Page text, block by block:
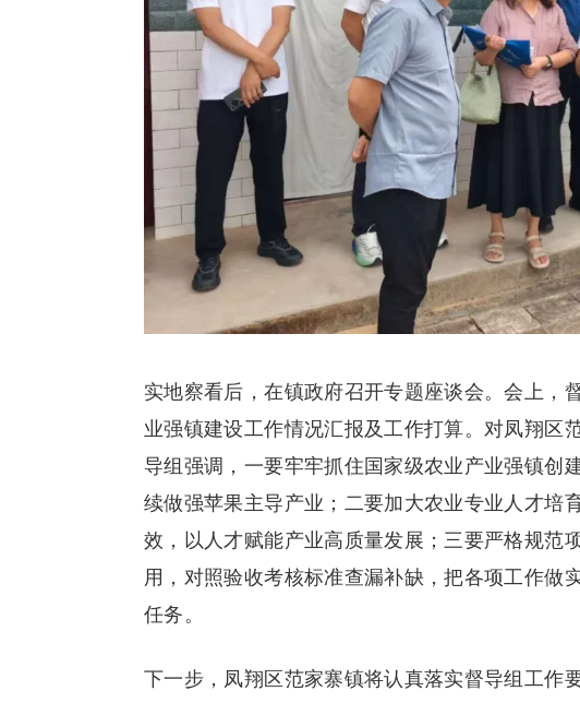
实地察看后，在镇政府召开专题座谈会。会上，
业强镇建设工作情况汇报及工作打算。对凤翔区
导组强调，一要牢牢抓住国家级农业产业强镇创
续做强苹果主导产业；二要加大农业专业人才培
效，以人才赋能产业高质量发展；三要严格规范
用，对照验收考核标准查漏补缺，把各项工作做
任务。
下一步，凤翔区范家寨镇将认真落实督导组工作